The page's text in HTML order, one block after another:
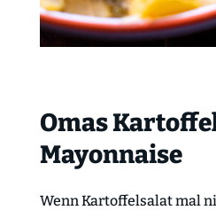
Omas
Mayonnaise
Wenn Kartoffelsalat mal